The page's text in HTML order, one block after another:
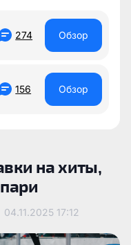
274 Обзор
156 Обзор
на хиты,
04.11.2025 17:12